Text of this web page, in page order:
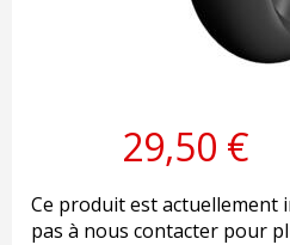
29,50 €
Ce produit est actuellement
pas à nous contacter pour